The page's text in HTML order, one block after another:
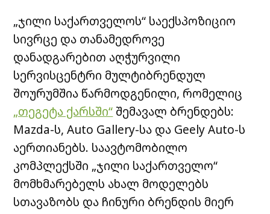
„ჯილი საქართველოს“ საექსპოზიციო
სივრცე და თანამედროვე
დანადგარებით აღჭურვილი
სერვისცენტრი მულტიბრენდულ
შოურუმშია წარმოდგენილი, რომელიც
„თეგეტა ქარსში“შემავალ ბრენდებს:
Mazda-ს, Auto Gallery-სა და Geely Auto-ს
აერთიანებს. საავტომობილო
კომპლექსში „ჯილი საქართველო“
მომხმარებელს ახალ მოდელებს
სთავაზობს და ჩინური ბრენდის მიერ